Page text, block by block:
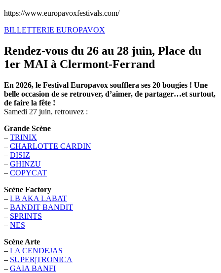
https://www.europavoxfestivals.com/
BILLETTERIE EUROPAVOX
Rendez-vous du 26 au 28 juin, Place du
1er MAI à Clermont-Ferrand
En 2026, le Festival Europavox soufflera ses 20 bougies ! Une
belle occasion de se retrouver, d’aimer, de partager…et surtout,
de faire la fête !
Samedi 27 juin, retrouvez :
Grande Scène
– TRINIX
– CHARLOTTE CARDIN
– DISIZ
– GHINZU
– COPYCAT
Scène Factory
– LB AKA LABAT
– BANDIT BANDIT
– SPRINTS
– NES
Scène Arte
– LA CENDEJAS
– SUPER|TRONICA
– GAIA BANFI